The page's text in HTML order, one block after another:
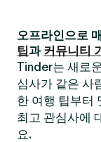
오프라인으로
팁과 커뮤니티
Tinder는 새로
심사가 같은 사
한 여행 팁부터
최고 관심사에
요.